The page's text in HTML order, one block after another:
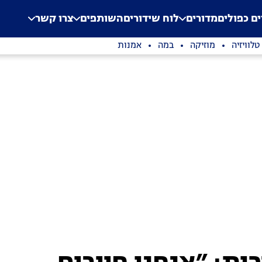
Application error: a
. כפוליםמדורים לוח שידוריםהשותפים צרו קשר
טלוויזיה מוזיקה במה אמנות